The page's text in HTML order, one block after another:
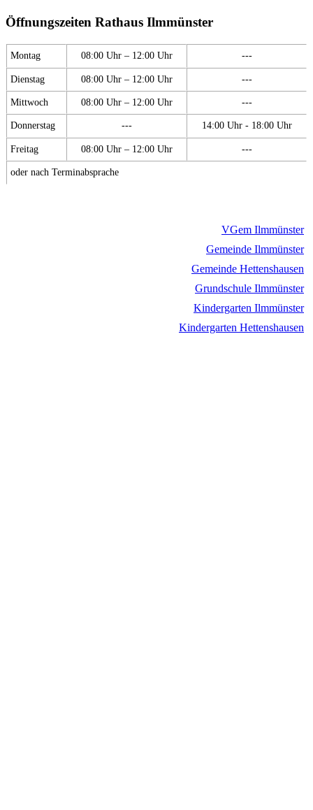
Öffnungszeiten Rathaus Ilmmünster
Montag 08:00 Uhr – 12:00 Uhr ---
Dienstag 08:00 Uhr – 12:00 Uhr ---
Mittwoch 08:00 Uhr – 12:00 Uhr ---
Donnerstag --- 14:00 Uhr - 18:00 Uhr
Freitag 08:00 Uhr – 12:00 Uhr ---
oder nach Terminabsprache
VGem Ilmmünster
Gemeinde Ilmmünster
Gemeinde Hettenshausen
Grundschule Ilmmünster
Kindergarten Ilmmünster
Kindergarten Hettenshausen